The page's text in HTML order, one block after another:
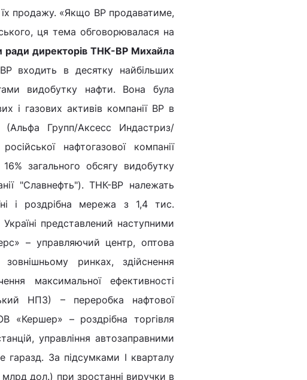
їх продажу. «Якщо BP продаватиме,
ця тема обговорювалася на
ради директорів ТНК-BP Михайла
входить в десятку найбільших
видобутку нафти. Вона була
і газових активів компанії ВР в
(Альфа Групп/Аксесс Индастриз/
нафтогазової компанії
загального обсягу видобутку
"Славнефть"). ТНК-BP належать
і роздрібна мережа з 1,4 тис.
представлений наступними
– управляючий центр, оптова
ринках, здійснення
максимальної ефективності
НПЗ) – переробка нафтової
«Кершер» – роздрібна торгівля
управління автозаправними
гаразд. За підсумками I кварталу
дол.) при зростанні виручки в